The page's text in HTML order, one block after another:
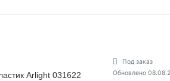
Arlight 031622
Под заказ
Обновлено